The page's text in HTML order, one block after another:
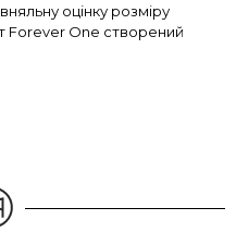
оцінку розміру
Forever One створений